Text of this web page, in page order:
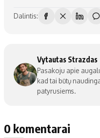
Dalintis:
Vytautas Strazdas
Pasakoju apie
kad tai būtų
patyrusiems.
0 komentarai